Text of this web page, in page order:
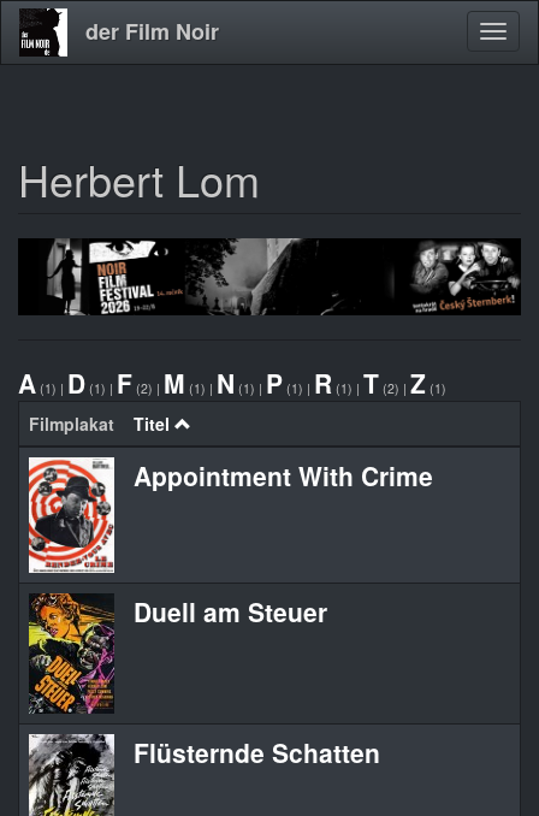
Direkt
zum
der Film Noir
Herbert Lom
A (1) | D (1) | F (2) | M (1) | N (1) | P (1) | R (1) | T (2) | Z (1)
Filmplakat Titel
Appointment With Crime
Duell am Steuer
Flüsternde Schatten